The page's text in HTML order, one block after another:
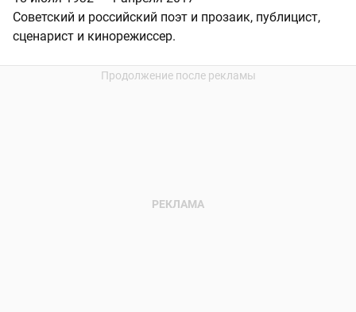
Советский и российский поэт и прозаик, публицист,
сценарист и кинорежиссер.